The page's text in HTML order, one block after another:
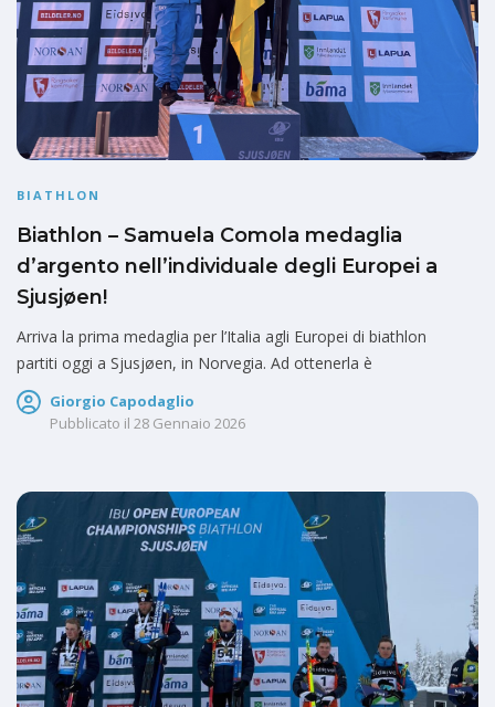
BIATHLON
Biathlon – Samuela Comola medaglia
d’argento nell’individuale degli Europei a
Sjusjøen!
Arriva la prima medaglia per l’Italia agli Europei di biathlon
partiti oggi a Sjusjøen, in Norvegia. Ad ottenerla è
Giorgio Capodaglio
Pubblicato il 28 Gennaio 2026